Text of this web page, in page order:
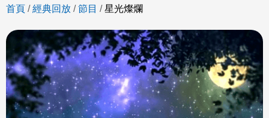
首頁 /經典回放 /節目 /星光燦爛